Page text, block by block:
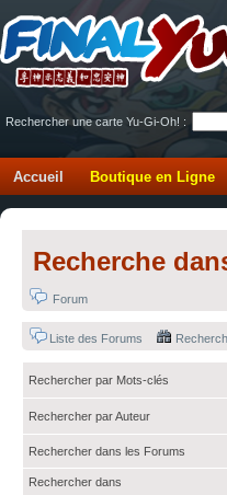
Rechercher une carte Yu-Gi-Oh! :
Accueil Boutique en Ligne
Recherche
Forum
Liste des Forums
Rechercher par Mots-clés
Rechercher par Auteur
Rechercher dans les Forums
Rechercher dans